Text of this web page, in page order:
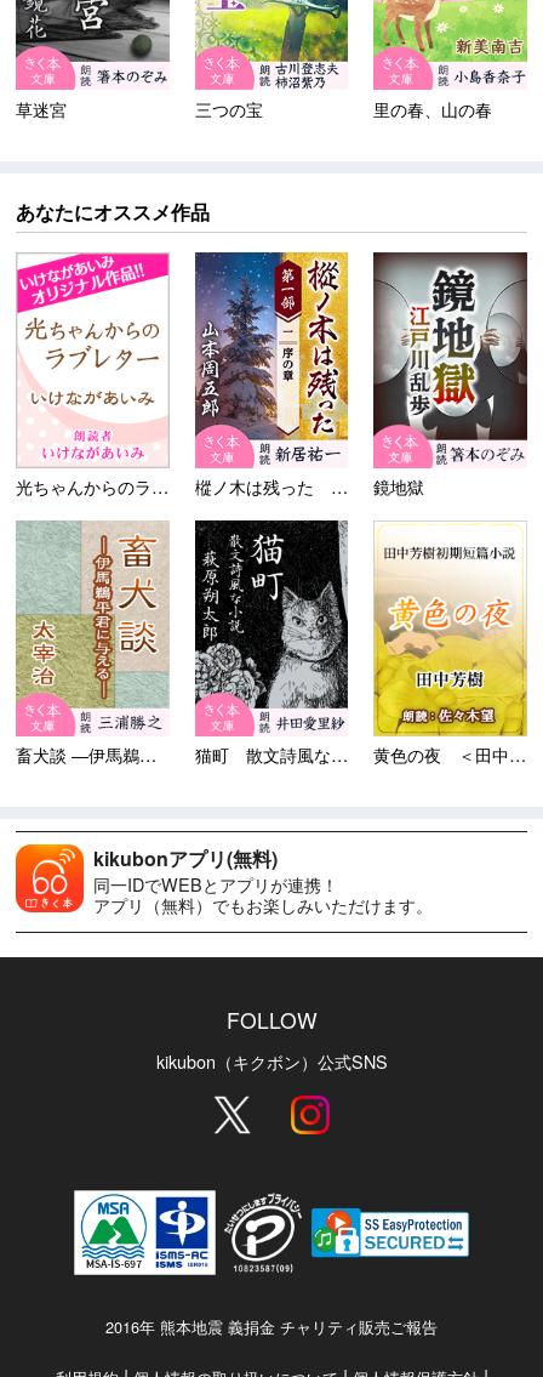
草迷宮 三つの宝 里の春、山の春
あなたにオススメ作品
光ちゃんからのラブレター 樅ノ木は残った 第一部 ＜一... 鏡地獄
畜犬談 ―伊馬鵜平君に与える... 猫町 散文詩風な小説 黄色の夜 ＜田中芳樹短篇小説...
kikubonアプリ(無料)
同一IDでWEBとアプリが連携！
アプリ（無料）でもお楽しみいただけます。
FOLLOW
kikubon（キクボン）公式SNS
2016年 熊本地震 義捐金 チャリティ販売ご報告